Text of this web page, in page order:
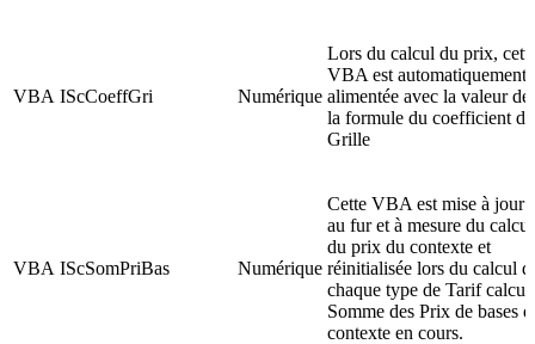
VBA IScCoeffGri Numérique
Lors du calcul du prix,
VBA est automatiquement
alimentée avec la valeur de
la formule du coefficient de
Grille
VBA IScSomPriBas Numérique
Cette VBA est mise à jour
au fur et à mesure du calcul
du prix du contexte et
réinitialisée lors du calcul
chaque type de Tarif
Somme des Prix de bases
contexte en cours.